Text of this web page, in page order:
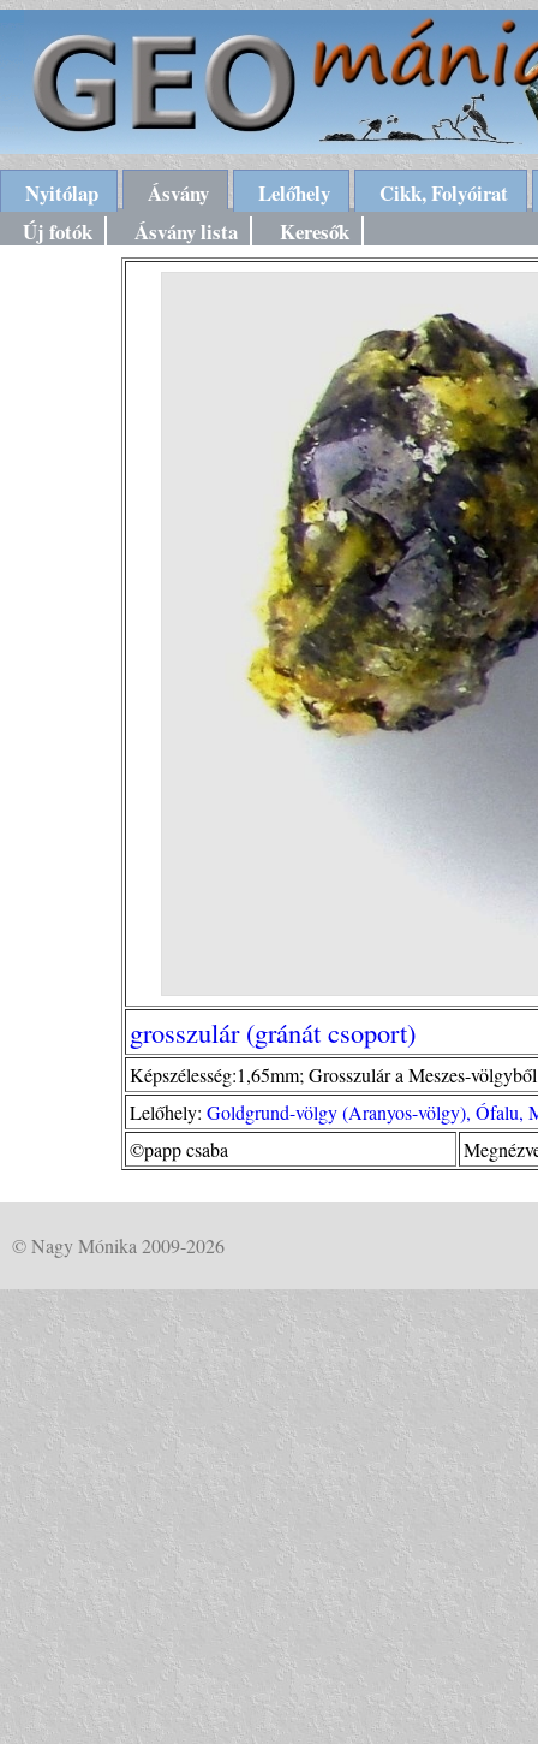
Nyitólap Ásvány Lelőhely
Cikk, Folyóirat
Új fotók
Ásvány lista Keresők
grosszulár (gránát csoport)
Képszélesség:1,65mm; Grosszulár a Meszes-
Lelőhely: Goldgrund-völgy (Aranyos-völgy), Ófalu,
©papp csaba
© Nagy Mónika 2009-2026